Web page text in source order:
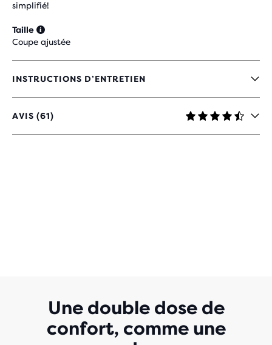
simplifié!
Taille
Coupe ajustée
INSTRUCTIONS D’ENTRETIEN
AVIS (61)
4,3
SUR
Une double dose de
confort, comme une